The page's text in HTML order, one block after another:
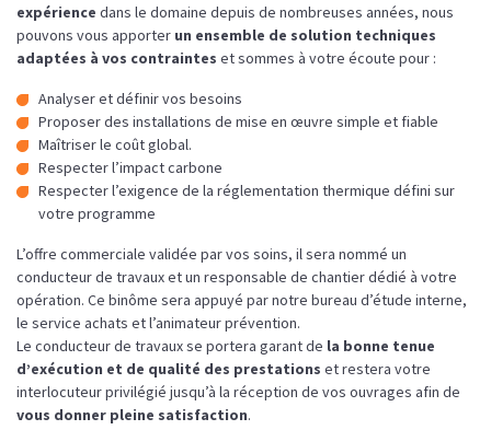
expérience dans le domaine depuis de nombreuses années, nous
pouvons vous apporter un ensemble de solution techniques
adaptées à vos contraintes et sommes à votre écoute pour :
Analyser et définir vos besoins
Proposer des installations de mise en œuvre simple et fiable
Maîtriser le coût global.
Respecter l’impact carbone
Respecter l’exigence de la réglementation thermique défini sur
votre programme
L’offre commerciale validée par vos soins, il sera nommé un
conducteur de travaux et un responsable de chantier dédié à votre
opération. Ce binôme sera appuyé par notre bureau d’étude interne,
le service achats et l’animateur prévention.
Le conducteur de travaux se portera garant de la bonne tenue
d’exécution et de qualité des prestations et restera votre
interlocuteur privilégié jusqu’à la réception de vos ouvrages afin de
vous donner pleine satisfaction.